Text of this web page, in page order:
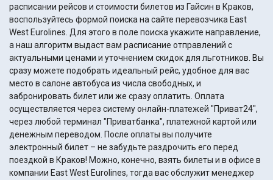
расписании рейсов и стоимости билетов из Гайсин в Краков,
воспользуйтесь формой поиска на сайте перевозчика East
West Eurolines. Для этого в поле поиска укажите направление,
а наш алгоритм выдаст вам расписание отправлений с
актуальными ценами и уточнением скидок для льготников. Вы
сразу можете подобрать идеальный рейс, удобное для вас
место в салоне автобуса из числа свободных, и
забронировать билет или же сразу оплатить. Оплата
осуществляется через систему онлайн-платежей "Приват24",
через любой терминал "Приватбанка", платежной картой или
денежным переводом. После оплаты вы получите
электронный билет – не забудьте раздрочить его перед
поездкой в Краков! Можно, конечно, взять билеты и в офисе в
компании East West Eurolines, тогда вас обслужит менеджер